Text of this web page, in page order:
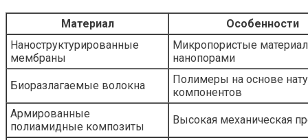
Материал
Особенности
Наноструктурированные
мембраны
Микропористые
нанопорами
Биоразлагаемые волокна
Полимеры на основе
компонентов
Армированные
полиамидные композиты
Высокая механическая